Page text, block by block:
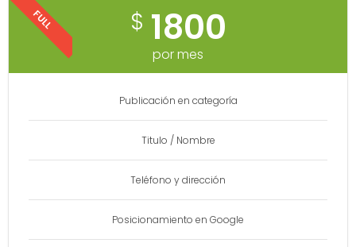
FULL $ 1800
por mes
Publicación en categoría
Titulo / Nombre​
Teléfono y dirección
Posicionamiento en Google